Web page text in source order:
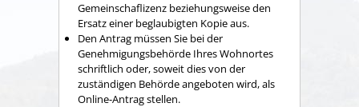
Gemeinschaflizenz beziehungsweise den
Ersatz einer beglaubigten Kopie aus.
Den Antrag müssen Sie bei der
Genehmigungsbehörde Ihres Wohnortes
schriftlich oder, soweit dies von der
zuständigen Behörde angeboten wird, als
Online-Antrag stellen.